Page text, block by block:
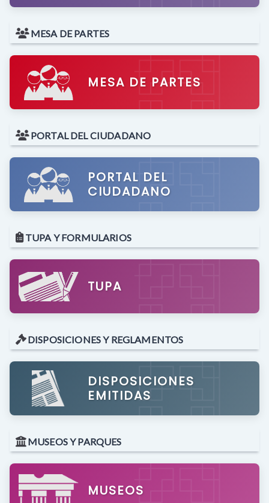
MESA DE PARTES
MESA DE PARTES
PORTAL DEL CIUDADANO
PORTAL DEL
CIUDADANO
TUPA Y FORMULARIOS
TUPA
DISPOSICIONES Y REGLAMENTOS
DISPOSICIONES
EMITIDAS
MUSEOS Y PARQUES
MUSEOS